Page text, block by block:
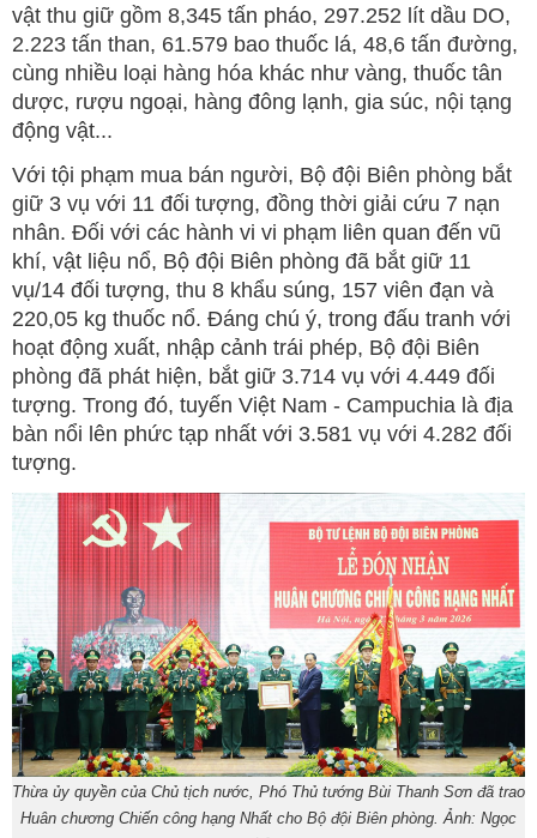
vật thu giữ gồm 8,345 tấn pháo, 297.252 lít dầu DO,
2.223 tấn than, 61.579 bao thuốc lá, 48,6 tấn đường,
cùng nhiều loại hàng hóa khác như vàng, thuốc tân
dược, rượu ngoại, hàng đông lạnh, gia súc, nội tạng
động vật...
Với tội phạm mua bán người, Bộ đội Biên phòng bắt
giữ 3 vụ với 11 đối tượng, đồng thời giải cứu 7 nạn
nhân. Đối với các hành vi vi phạm liên quan đến vũ
khí, vật liệu nổ, Bộ đội Biên phòng đã bắt giữ 11
vụ/14 đối tượng, thu 8 khẩu súng, 157 viên đạn và
220,05 kg thuốc nổ. Đáng chú ý, trong đấu tranh với
hoạt động xuất, nhập cảnh trái phép, Bộ đội Biên
phòng đã phát hiện, bắt giữ 3.714 vụ với 4.449 đối
tượng. Trong đó, tuyến Việt Nam - Campuchia là địa
bàn nổi lên phức tạp nhất với 3.581 vụ với 4.282 đối
tượng.
Thừa ủy quyền của Chủ tịch nước, Phó Thủ tướng Bùi Thanh Sơn đã trao
Huân chương Chiến công hạng Nhất cho Bộ đội Biên phòng. Ảnh: Ngọc